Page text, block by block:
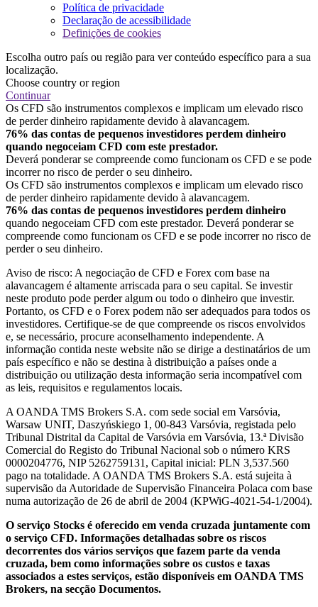
Política de privacidade
Declaração de acessibilidade
Definições de cookies
Escolha outro país ou região para ver conteúdo específico para a sua
localização.
Choose country or region
Continuar
Os CFD são instrumentos complexos e implicam um elevado risco
de perder dinheiro rapidamente devido à alavancagem.
76% das contas de pequenos investidores perdem dinheiro
quando negoceiam CFD com este prestador.
Deverá ponderar se compreende como funcionam os CFD e se pode
incorrer no risco de perder o seu dinheiro.
Os CFD são instrumentos complexos e implicam um elevado risco
de perder dinheiro rapidamente devido à alavancagem.
76% das contas de pequenos investidores perdem dinheiro
quando negoceiam CFD com este prestador. Deverá ponderar se
compreende como funcionam os CFD e se pode incorrer no risco de
perder o seu dinheiro.
Aviso de risco: A negociação de CFD e Forex com base na
alavancagem é altamente arriscada para o seu capital. Se investir
neste produto pode perder algum ou todo o dinheiro que investir.
Portanto, os CFD e o Forex podem não ser adequados para todos os
investidores. Certifique-se de que compreende os riscos envolvidos
e, se necessário, procure aconselhamento independente. A
informação contida neste website não se dirige a destinatários de um
país específico e não se destina à distribuição a países onde a
distribuição ou utilização desta informação seria incompatível com
as leis, requisitos e regulamentos locais.
A OANDA TMS Brokers S.A. com sede social em Varsóvia,
Warsaw UNIT, Daszyńskiego 1, 00-843 Varsóvia, registada pelo
Tribunal Distrital da Capital de Varsóvia em Varsóvia, 13.ª Divisão
Comercial do Registo do Tribunal Nacional sob o número KRS
0000204776, NIP 5262759131, Capital inicial: PLN 3,537.560
pago na totalidade. A OANDA TMS Brokers S.A. está sujeita à
supervisão da Autoridade de Supervisão Financeira Polaca com base
numa autorização de 26 de abril de 2004 (KPWiG-4021-54-1/2004).
O serviço Stocks é oferecido em venda cruzada juntamente com
o serviço CFD. Informações detalhadas sobre os riscos
decorrentes dos vários serviços que fazem parte da venda
cruzada, bem como informações sobre os custos e taxas
associados a estes serviços, estão disponíveis em OANDA TMS
Brokers, na secção Documentos.